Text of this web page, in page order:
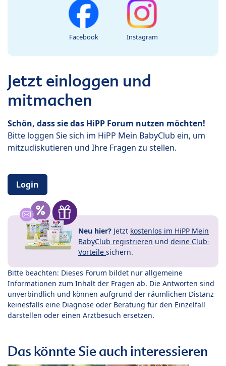
Facebook Instagram
Jetzt einloggen und
mitmachen
Schön, dass sie das HiPP Forum nutzen möchten!
Bitte loggen Sie sich im HiPP Mein BabyClub ein, um
mitzudiskutieren und Ihre Fragen zu stellen.
Login
Neu hier? Jetzt kostenlos im HiPP Mein
BabyClub registrieren und deine Club-
Vorteile sichern.
Bitte beachten: Dieses Forum bildet nur allgemeine
Informationen zum Inhalt der Fragen ab. Die Antworten sind
unverbindlich und können aufgrund der räumlichen Distanz
keinesfalls eine Diagnose oder Beratung für den Einzelfall
darstellen oder einen Arztbesuch ersetzen.
Das könnte Sie auch interessieren